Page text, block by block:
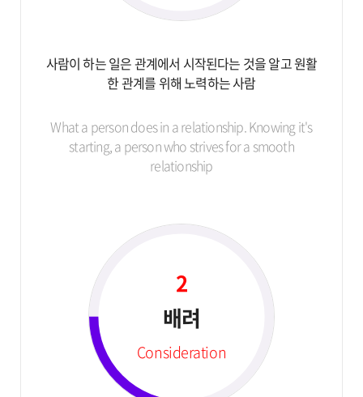
사람이 하는 일은 관계에서 시작된다는 것을 알고원활
한 관계를 위해 노력하는 사람
What a person does in a relationship.Knowing it's
starting, a person who strives fora smooth
relationship
2
배려
Consideration